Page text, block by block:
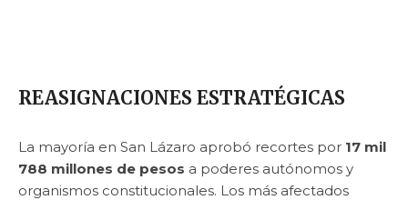
REASIGNACIONES ESTRATÉGICAS
La mayoría en San Lázaro aprobó recortes por 17 mil
788 millones de pesos a poderes autónomos y
organismos constitucionales. Los más afectados